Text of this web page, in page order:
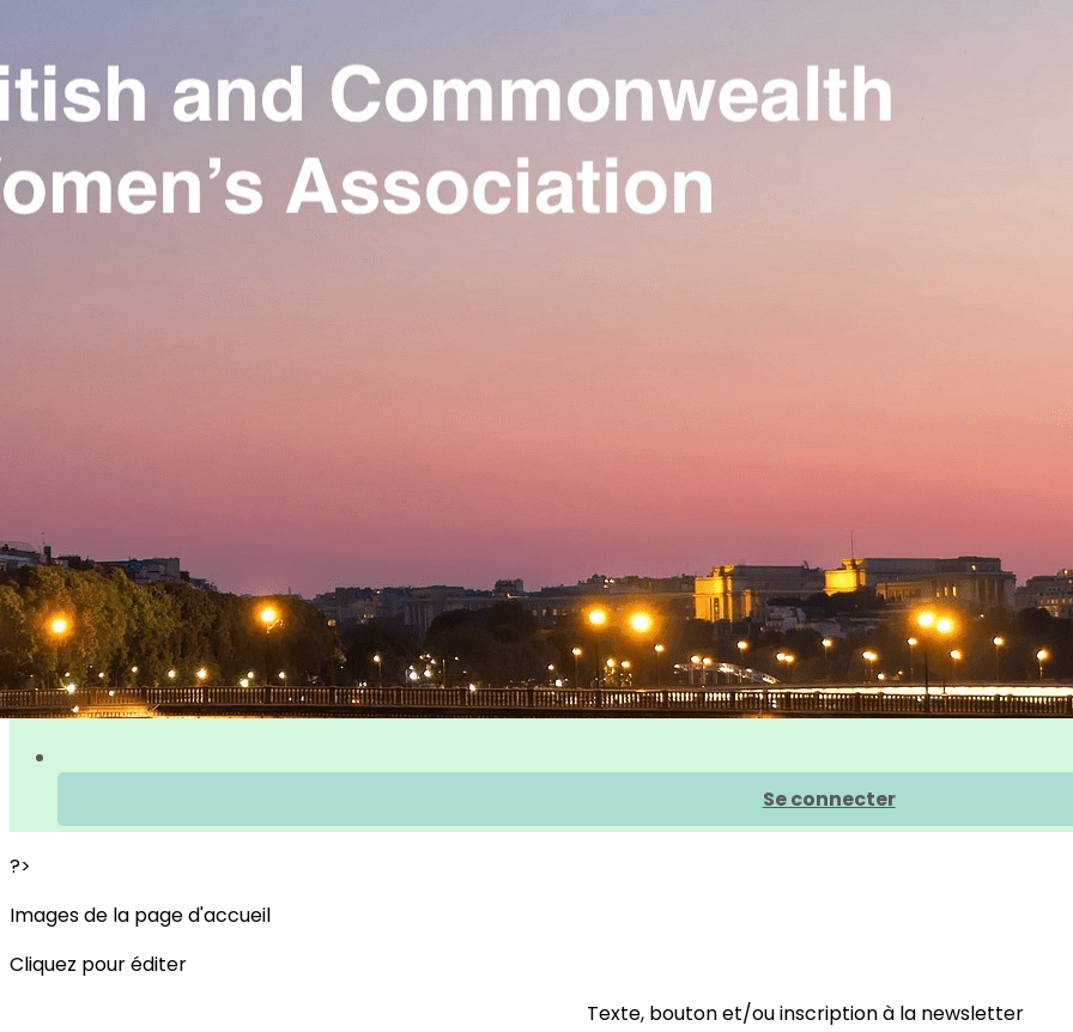
Exporter uniquement les colonnes affichées
Ajoutez un logo, un bouton, des réseaux sociaux
Se connecter
?>
Images de la page d'accueil
Cliquez pour éditer
Texte, bouton et/ou inscription à la newsletter